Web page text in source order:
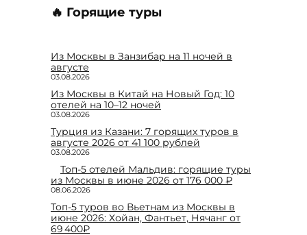
🔥 Горящие туры
Из Москвы в Занзибар на 11 ночей в
августе
03.08.2026
Из Москвы в Китай на Новый Год: 10
отелей на 10–12 ночей
03.08.2026
Турция из Казани: 7 горящих туров в
августе 2026 от 41 100 рублей
03.08.2026
Топ-5 отелей Мальдив: горящие туры
из Москвы в июне 2026 от 176 000 ₽
08.06.2026
Топ-5 туров во Вьетнам из Москвы в
июне 2026: Хойан, Фантьет, Нячанг от
69 400₽